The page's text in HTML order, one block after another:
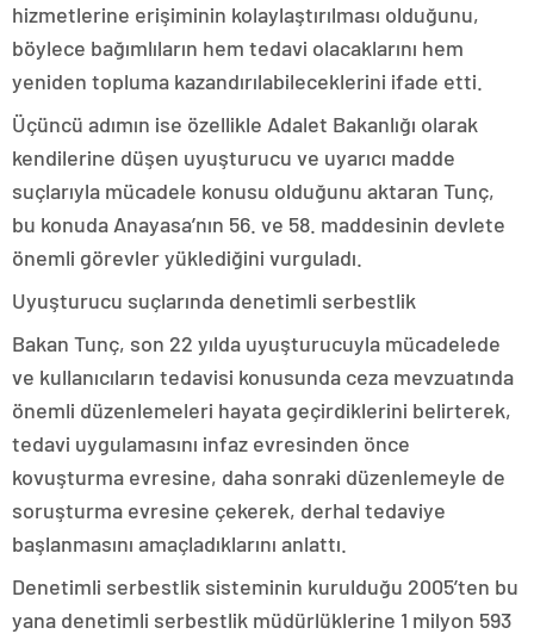
hizmetlerine erişiminin kolaylaştırılması olduğunu,
böylece bağımlıların hem tedavi olacaklarını hem
yeniden topluma kazandırılabileceklerini ifade etti.
Üçüncü adımın ise özellikle Adalet Bakanlığı olarak
kendilerine düşen uyuşturucu ve uyarıcı madde
suçlarıyla mücadele konusu olduğunu aktaran Tunç,
bu konuda Anayasa’nın 56. ve 58. maddesinin devlete
önemli görevler yüklediğini vurguladı.
Uyuşturucu suçlarında denetimli serbestlik
Bakan Tunç, son 22 yılda uyuşturucuyla mücadelede
ve kullanıcıların tedavisi konusunda ceza mevzuatında
önemli düzenlemeleri hayata geçirdiklerini belirterek,
tedavi uygulamasını infaz evresinden önce
kovuşturma evresine, daha sonraki düzenlemeyle de
soruşturma evresine çekerek, derhal tedaviye
başlanmasını amaçladıklarını anlattı.
Denetimli serbestlik sisteminin kurulduğu 2005’ten bu
yana denetimli serbestlik müdürlüklerine 1 milyon 593